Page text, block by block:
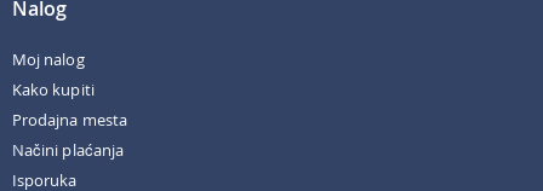
Nalog
Moj nalog
Kako kupiti
Prodajna mesta
Načini plaćanja
Isporuka